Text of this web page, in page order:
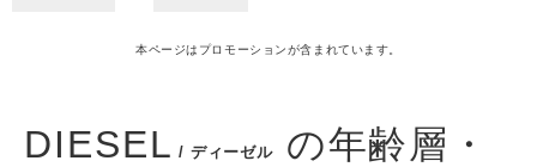
本ページはプロモーションが含まれています。
DIESEL / ディーゼルの年齢層・